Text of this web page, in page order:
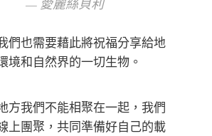
— 愛麗絲貝利
們也需要藉此將祝福分享給地
境和自然界的一切生物。
方我們不能相聚在一起，我們
上團聚，共同準備好自己的載